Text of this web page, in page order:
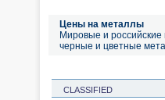
Цены на металлы
Мировые и
черные и цветные
CLASSIFIED